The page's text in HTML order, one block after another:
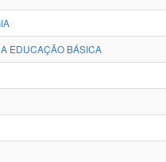
EDUCAÇÃO BÁSICA